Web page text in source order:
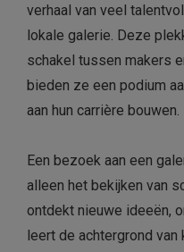
verhaal van veel
lokale galerie. Deze
schakel tussen makers
bieden ze een podium
aan hun carrière bouwen.
Een bezoek aan een
alleen het bekijken van
ontdekt nieuwe ideeën,
leert de achtergrond van